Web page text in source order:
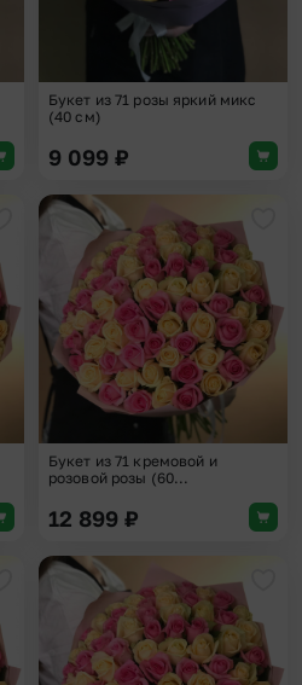
Букет из 71 розы яркий микс
(40 см)
9 099 ₽
Добавить в избранное
Букет из 71 кремовой и
розовой розы (60...
12 899 ₽
Добавить в избранное